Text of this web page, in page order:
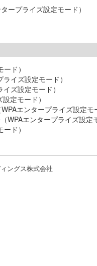
ド）
ライズ設定モード）
イズ設定モード）
定モード）
WPAエンタープライズ設定モ
（WPAエンタープライズ設定
ード）
ングス株式会社